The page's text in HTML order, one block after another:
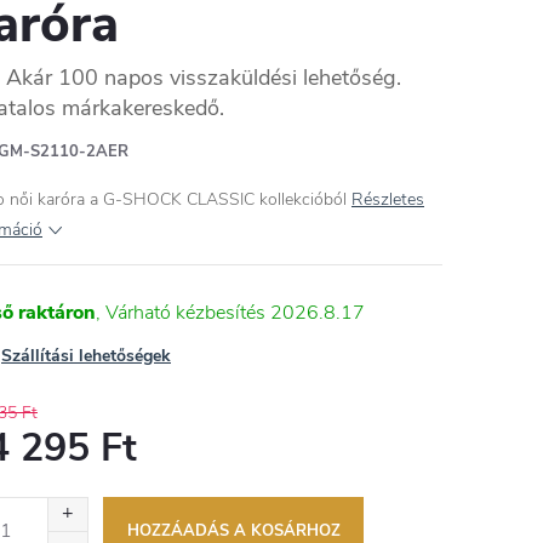
Akár 100 napos visszaküldési lehetőség.
márkakereskedő.
S2110-2AER
női karóra a G-SHOCK CLASSIC kollekcióból Részletes
raktáron 2026.8.17
Szállítási lehetőségek
Ft
295 Ft
HOZZÁADÁS A KOSÁRHOZ